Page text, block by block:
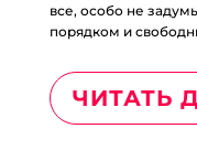
все, особо не
порядком и
ЧИТАТЬ